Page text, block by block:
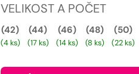
VELIKOST A POČET
(42)
(4 ks)
(44)
(17 ks)
(46)
(14 ks)
(48)
(8 ks)
(50)
(22 ks)